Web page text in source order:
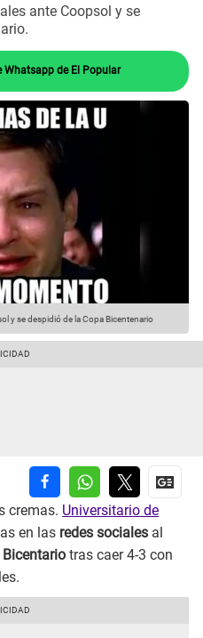
ante Coopsol y se
Whatsapp de El Popular
y se despidió de la Copa Bicentenario
cremas. Universitario de
en las redes sociales al
Bicentario tras caer 4-3 con